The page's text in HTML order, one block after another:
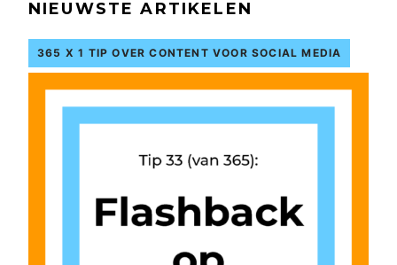
NIEUWSTE ARTIKELEN
365 X 1 TIP OVER CONTENT VOOR SOCIAL MEDIA